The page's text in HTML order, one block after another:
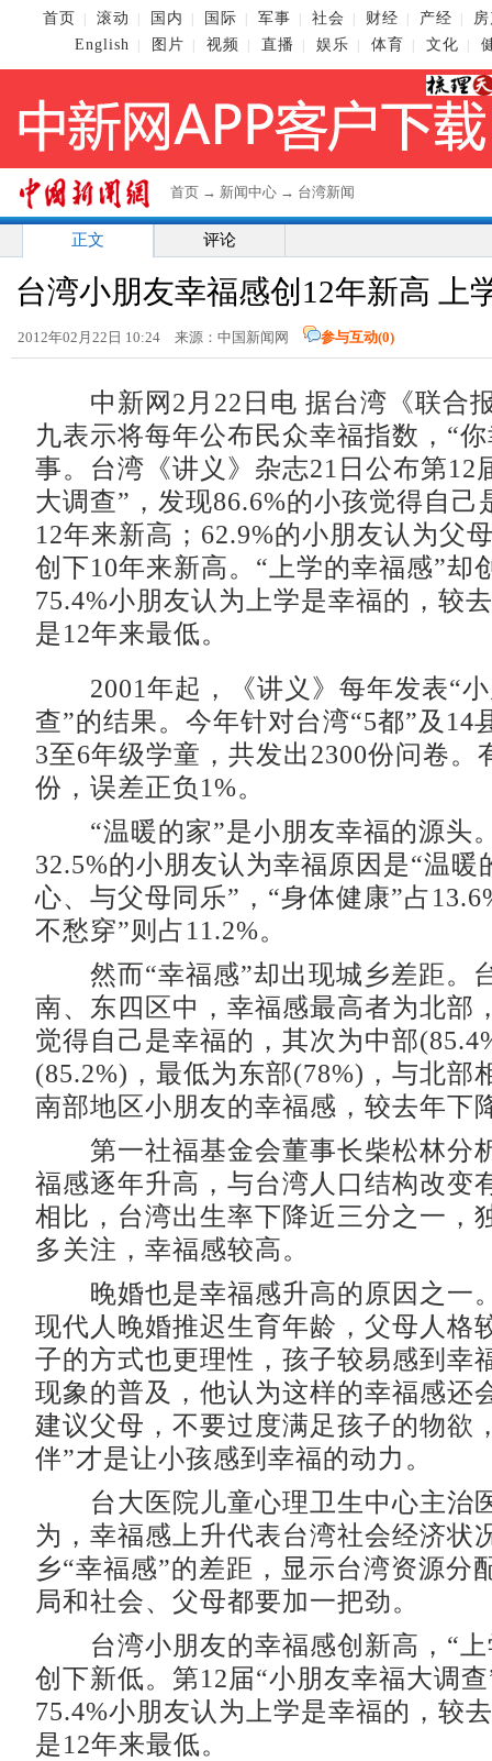
首页 滚动 国内 国际 军事 社会 财经 产经
English
图片 视频 直播 娱乐 体育 文化
首页 → 新闻中心 → 台湾新闻
正文 评论
台湾小朋友幸福感创12年新高 上
2012年02月22日 10:24 来源：中国新闻网 参与互动(0)
中新网2月22日电 据台湾《联合
九表示将每年公布民众幸福指数，“
事。台湾《讲义》杂志21日公布第12
大调查”，发现86.6%的小孩觉得自己
12年来新高；62.9%的小朋友认为父
创下10年来新高。“上学的幸福感”却
75.4%小朋友认为上学是幸福的，较
是12年来最低。
2001年起，《讲义》每年发表“小
查”的结果。今年针对台湾“5都”及14
3至6年级学童，共发出2300份问卷。
份，误差正负1%。
“温暖的家”是小朋友幸福的源头
32.5%的小朋友认为幸福原因是“温暖
心、与父母同乐”，“身体健康”占
不愁穿”则占11.2%。
然而“幸福感”却出现城乡差距。
南、东四区中，幸福感最高者为北部
觉得自己是幸福的，其次为中部
(85.2%)，最低为东部(78%)，与北部
南部地区小朋友的幸福感，较去年下
第一社福基金会董事长柴松林分
福感逐年升高，与台湾人口结构改变
相比，台湾出生率下降近三分之一，
多关注，幸福感较高。
晚婚也是幸福感升高的原因之一
现代人晚婚推迟生育年龄，父母人格
子的方式也更理性，孩子较易感到幸
现象的普及，他认为这样的幸福感还
建议父母，不要过度满足孩子的物欲
伴”才是让小孩感到幸福的动力。
台大医院儿童心理卫生中心主治
为，幸福感上升代表台湾社会经济状
乡“幸福感”的差距，显示台湾资源分
局和社会、父母都要加一把劲。
台湾小朋友的幸福感创新高，“上
创下新低。第12届“小朋友幸福大调
75.4%小朋友认为上学是幸福的，较
是12年来最低。